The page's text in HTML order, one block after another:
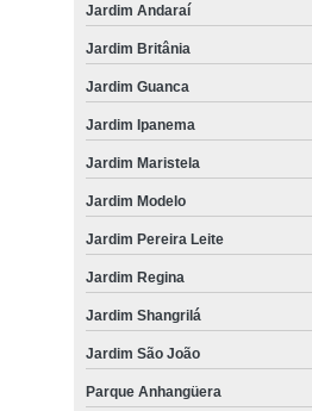
Jardim Andaraí
Jardim Britânia
Jardim Guanca
Jardim Ipanema
Jardim Maristela
Jardim Modelo
Jardim Pereira Leite
Jardim Regina
Jardim Shangrilá
Jardim São João
Parque Anhangüera